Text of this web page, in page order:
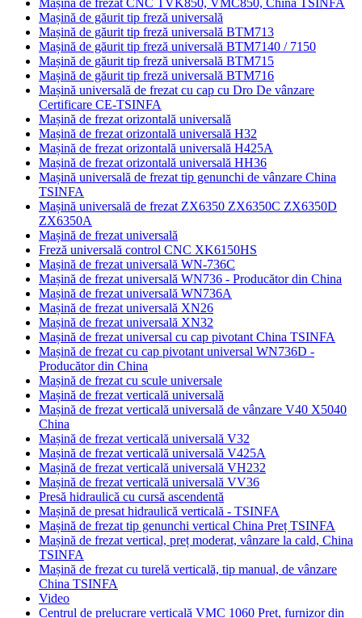
Mașină de găurit tip freză universală
Mașină de găurit tip freză universală BTM713
Mașină de găurit tip freză universală BTM7140 / 7150
Mașină de găurit tip freză universală BTM715
Mașină de găurit tip freză universală BTM716
Mașină universală de frezat cu cap cu Dro De vânzare
Certificare CE-TSINFA
Mașină de frezat orizontală universală
Mașină de frezat orizontală universală H32
Mașină de frezat orizontală universală H425A
Mașină de frezat orizontală universală HH36
Mașină universală de frezat tip genunchi de vânzare China
TSINFA
Mașină universală de frezat ZX6350 ZX6350C ZX6350D
ZX6350A
Mașină de frezat universală
Freză universală control CNC XK6150HS
Mașină de frezat universală WN-736C
Mașină de frezat universală WN736 - Producător din China
Mașină de frezat universală WN736A
Mașină de frezat universală XN26
Mașină de frezat universală XN32
Mașină de frezat universal cu cap pivotant China TSINFA
Mașină de frezat cu cap pivotant universal WN736D -
Producător din China
Mașină de frezat cu scule universale
Mașină de frezat verticală universală
Mașină de frezat verticală universală de vânzare V40 X5040
China
Mașină de frezat verticală universală V32
Mașină de frezat verticală universală V425A
Mașină de frezat verticală universală VH232
Mașină de frezat verticală universală VV36
Presă hidraulică cu cursă ascendentă
Mașină de presat hidraulică verticală - TSINFA
Mașină de frezat tip genunchi vertical China Preț TSINFA
Mașină de frezat vertical, preț moderat, vânzare la cald, China
TSINFA
Mașină de frezat cu turelă verticală, tip manual, de vânzare
China TSINFA
Video
Centrul de prelucrare verticală VMC 1060 Preț, furnizor din